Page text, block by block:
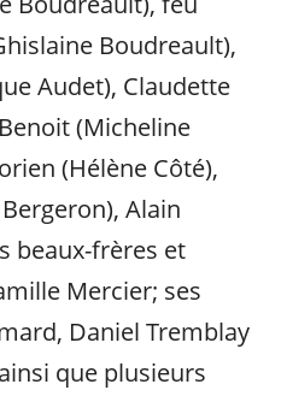
Boudreault),
Audet), Claudette
(Micheline
(Hélène Côté),
Alain
beaux-frères et
Mercier; ses
Daniel Tremblay
que plusieurs